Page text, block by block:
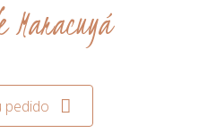
Maracuyá
pedido